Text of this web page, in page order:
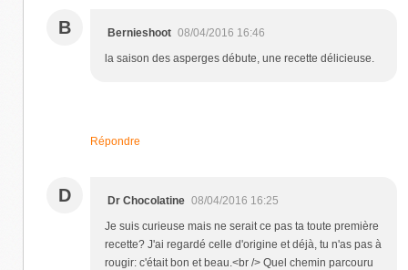
B Bernieshoot 08/04/2016 16:46
la saison des asperges débute, une recette délicieuse.
Répondre
D Dr Chocolatine 08/04/2016 16:25
Je suis curieuse mais ne serait ce pas ta toute première
recette? J'ai regardé celle d'origine et déjà, tu n'as pas à
rougir: c'était bon et beau.<br /> Quel chemin parcouru